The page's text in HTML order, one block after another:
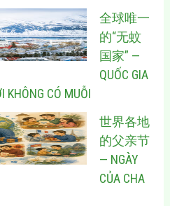
全球唯一
的“无蚊
国家” —
QUỐC GIA
KHÔNG CÓ MUỖI
世界各地
的父亲节
— NGÀY
CỦA CHA